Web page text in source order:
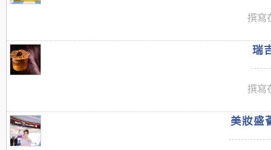
撰寫
瑞
撰寫
美妝盛